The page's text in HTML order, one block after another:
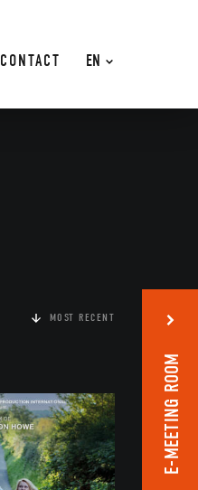
EN
CONTACT
MOST RECENT
E-MEETING ROOM